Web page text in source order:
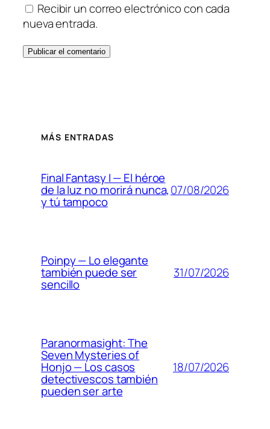
Recibir un correo electrónico con cada
nueva entrada.
MÁS ENTRADAS
Final Fantasy I — El héroe
de la luz no morirá nunca,
y tú tampoco
07/08/2026
Poinpy — Lo elegante
también puede ser
sencillo
31/07/2026
Paranormasight: The
Seven Mysteries of
Honjo — Los casos
detectivescos también
pueden ser arte
18/07/2026